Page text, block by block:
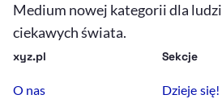
Medium nowej kategorii dla ludzi
ciekawych świata.
xyz.pl
O nas
Sekcje
Dzieje się!